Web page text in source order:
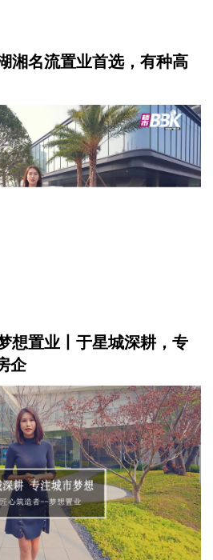
湘名流置业首选，有种高
想置业丨于星城深耕，专
企